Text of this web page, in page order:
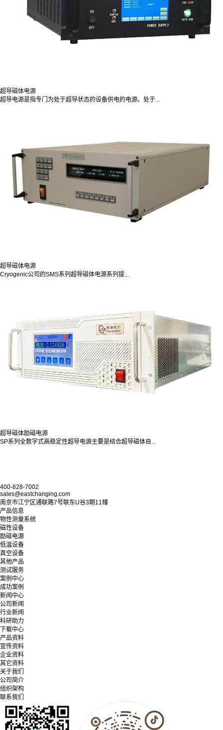
超导磁体电源
超导电源是指专门为处于超导状态的设备供电的电源。处于...
超导磁体电源
Cryogenic公司的SMS系列超导磁体电源系列提...
超导磁体励磁电源
SP系列全数字式高稳定性超导电源主要是结合超导磁体自...
400-828-7002
sales@eastchanging.com
南京市江宁区通联路7号联东U谷3期11幢
产品信息
物性测量系统
磁性设备
励磁电源
低温设备
真空设备
其他产品
测试服务
案例中心
成功案例
新闻中心
公司新闻
行业新闻
科研助力
下载中心
产品资料
宣传资料
企业资料
其它资料
关于我们
公司简介
组织架构
联系我们